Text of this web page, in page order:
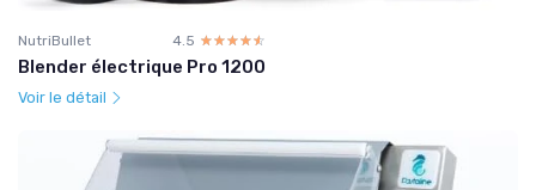
NutriBullet 4.5 ☆☆☆☆☆
★★★★★
Blender électrique Pro 1200
Voir le détail